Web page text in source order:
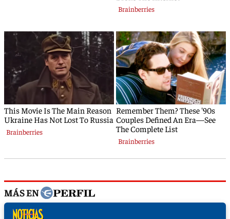
MÁS EN